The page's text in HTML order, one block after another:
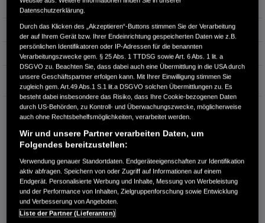
Hubraum 1.993 cm³
Erstzulassung 08.2025
Bauart Limousine
Garantie
HONDA CENTER GMBH
Richard Lehmann Str. 119
04103 Leipzig
RUFEN SIE UNS AN:
0341 - 600 77 0
Route planen
Händlerbestand anzeigen
Datenschutzerklärung.
Durch das Klicken des „Akzeptieren“-Buttons stimmen Sie der Verarbeitung
der auf Ihrem Gerät bzw. Ihrer Endeinrichtung gespeicherten Daten wie z.B.
persönlichen Identifikatoren oder IP-Adressen für die benannten
Verarbeitungszwecke gem. § 25 Abs. 1 TTDSG sowie Art. 6 Abs. 1 lit. a
DSGVO zu. Beachten Sie, dass dabei auch eine Übermittlung in die USA durch
unsere Geschäftspartner erfolgen kann. Mit Ihrer Einwilligung stimmen Sie
zugleich gem. Art.49 Abs.1 S.1 lit.a DSGVO solchen Übermittlungen zu. Es
besteht dabei insbesondere das Risiko, dass Ihre Cookie-bezogenen Daten
durch US-Behörden, zu Kontroll- und Überwachungszwecke, möglicherweise
auch ohne Rechtsbehelfsmöglichkeiten, verarbeitet werden.
Wir und unsere Partner verarbeiten Daten, um
Folgendes bereitzustellen:
Verwendung genauer Standortdaten. Endgeräteeigenschaften zur Identifikation
aktiv abfragen. Speichern von oder Zugriff auf Informationen auf einem
Endgerät. Personalisierte Werbung und Inhalte, Messung von Werbeleistung
und der Performance von Inhalten, Zielgruppenforschung sowie Entwicklung
und Verbesserung von Angeboten.
Liste der Partner (Lieferanten)